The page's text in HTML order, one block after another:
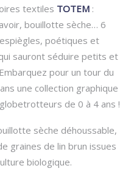
textiles TOTEM :
bouillotte sèche… 6
poétiques et
sauront séduire petits et
pour un tour du
une collection graphique
de 0 à 4 ans !
sèche déhoussable,
graines de lin brun issues
biologique.